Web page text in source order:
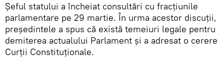
Șeful statului a încheiat consultări cu fracțiunile
parlamentare pe 29 martie. În urma acestor discuții,
președintele a spus că există temeiuri legale pentru
demiterea actualului Parlament și a adresat o cerere
Curții Constituționale.